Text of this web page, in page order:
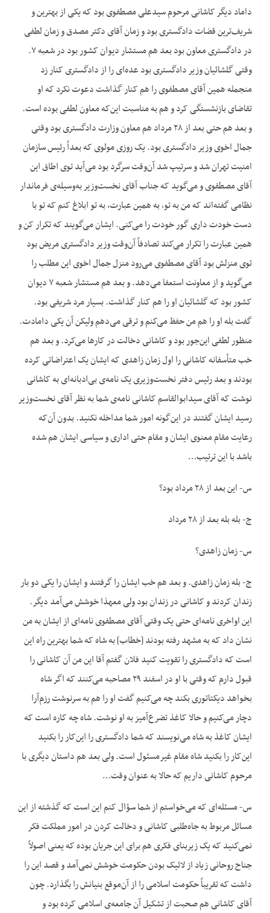
داماد دیگر کاشانی مرحوم سیدعلی مصطفوی بود که یکی از بهترین و
شریف‌ترین قضات دادگستری بود و زمان آقای دکتر مصدق و زمان لطفی
در دادگستری معاون بود بعد هم مستشار دیوان کشور بود در شعبه ۷.
وقتی گلشائیان وزیر دادگستری بود عده‌ای را از دادگستری کنار زد
منجمله همین آقای مصطفوی را هم کنار گذاشت دعوت نکرد که او
تقاضای بازنشستگی کرد و هم به مناسبت این‌که معاون لطفی بوده است.
و بعد هم حتی بعد از ۲۸ مرداد هم معاون وزارت دادگستری بود وقتی
جمال اخوی وزیر دادگستری بود. یک روزی مولوی که بعداً رئیس سازمان
امنیت تهران شد و سرتیپ شد آن‌وقت سرگرد بود می‌آید توی اطاق این
آقای مصطفوی و می‌گوید که جناب آقای نخست‌وزیر به‌وسیله‌ی فرماندار
نظامی گفته‌اند که من به تو، به همین عبارت، به تو ابلاغ کنم که تو با
دست خودت داری گور خودت را می‌کنی. ایشان می‌گویند که تکرار کن و
همین عبارت را تکرار می‌کند تصادفاً آن‌وقت وزیر دادگستری مریض بود
توی منزلش بود آقای مصطفوی می‌رود منزل جمال اخوی این مطلب را
می‌گوید و از معاونت استعفا می‌دهد. و بعد هم مستشار شعبه ۷ دیوان
کشور بود که گلشائیان او را هم کنار گذاشت. بسیار مرد شریفی بود.
گفت بله او را هم من حفظ می‌کنم و ترقی می‌دهم ولیکن آن یکی دامادت.
منظور لطفی این‌جور بود و کاشانی دخالت در کارها می‌کرد. و بعد هم
خب متأسفانه کاشانی را اول زمان زاهدی که ایشان یک اعتراضاتی کرده
بودند و بعد رئیس دفتر نخست‌وزیری یک نامه‌ی بی‌ادبانه‌ای به کاشانی
نوشت که آقای سیدابوالقاسم کاشانی نامه‌ی شما به نظر آقای نخست‌وزیر
رسید ایشان گفتند در این‌گونه امور شما مداخله نکنید. بدون آن‌که
رعایت مقام معنوی ایشان و مقام حتی اداری و سیاسی ایشان هم شده
باشد با این ترتیب…
س- این بعد از ۲۸ مرداد بود؟
ج- بله بله بعد از ۲۸ مرداد
س- زمان زاهدی؟
ج- بله زمان زاهدی. و بعد هم خب ایشان را گرفتند و ایشان را یکی دو بار
زندان کردند و کاشانی در زندان بود ولی معهذا خوشش می‌آمد دیگر.
این اواخری نامه‌ای حتی یک وقتی آقای مصطفوی نامه‌ای از ایشان به من
نشان داد که به مشهد رفته بودند [خطاب] به شاه که شما بهترین راه این
است که دادگستری را تقویت کنید فلان گفتم آقا این من آن کاشانی را
قبول دارم که وقتی با او در اسفند ۲۹ مصاحبه می‌کنند که اگر شاه
بخواهد دیکتاتوری بکند چه می‌کنیم گفت او را هم به سرنوشت رزم‌آرا
دچار می‌کنیم و حالا کاغذ تضرع‌آمیز به او نوشت. شاه چه کاره است که
ایشان کاغذ به شاه می‌نویسند که شما دادگستری را این‌کار را بکنید
این‌کار را بکنید شاه مقام غیرمسئول است. ولی بعد هم داستان دیگری با
مرحوم کاشانی داریم که حالا به عنوان وقت…
س- مسئله‌ای که می‌خواستم از شما سؤال کنم این است که گذشته از این
مسائل مربوط به جاه‌طلبی کاشانی و دخالت کردن در امور مملکت فکر
نمی‌کنید که یک زیربنای فکری هم برای این جریان بوده که یعنی اصولاً
جناح روحانی زیاد از لائیک بودن حکومت خوشش نمی‌آمد و قصد این را
داشت که تقریباً حکومت اسلامی را از آن‌موقع بنیانش را بگذارد. چون
آقای کاشانی هم صحبت از تشکیل آن جامعه‌ی اسلامی کرده بود و